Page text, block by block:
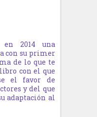
2014 una
con su primer
de lo que te
con el que
el favor de
y del que
adaptación al